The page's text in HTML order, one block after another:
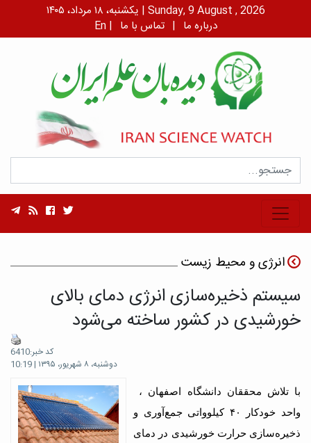
یکشنبه، ۱۸ مرداد، ۱۴۰۵ | Sunday, 9 August , 2026
En | درباره ما | تماس با ما
انرژی و محیط زیست
سیستم ذخیره‌سازی انرژی دمای بالای
خورشیدی در کشور ساخته می‌شود
کد خبر:6410
دوشنبه، ۸ شهریور، ۱۳۹۵ | 10:19
با تلاش محققان دانشگاه اصفهان ،
واحد خودکار ۴۰ کیلوواتی جمع‌آوری و
ذخیره‌سازی حرارت خورشیدی در دمای